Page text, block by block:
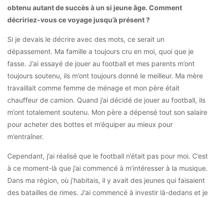
obtenu autant de succès à un si jeune âge. Comment
décririez-vous ce voyage jusqu’à présent ?
Si je devais le décrire avec des mots, ce serait un
dépassement. Ma famille a toujours cru en moi, quoi que je
fasse. J’ai essayé de jouer au football et mes parents m’ont
toujours soutenu, ils m’ont toujours donné le meilleur. Ma mère
travaillait comme femme de ménage et mon père était
chauffeur de camion. Quand j’ai décidé de jouer au football, ils
m’ont totalement soutenu. Mon père a dépensé tout son salaire
pour acheter des bottes et m’équiper au mieux pour
m’entraîner.
Cependant, j’ai réalisé que le football n’était pas pour moi. C’est
à ce moment-là que j’ai commencé à m’intéresser à la musique.
Dans ma région, où j’habitais, il y avait des jeunes qui faisaient
des batailles de rimes. J’ai commencé à investir là-dedans et je